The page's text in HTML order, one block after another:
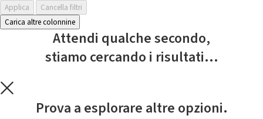
Applica
Cancella filtri
Carica altre colonnine
Attendi qualche secondo,
stiamo cercando i risultati...
Prova a esplorare altre opzioni.